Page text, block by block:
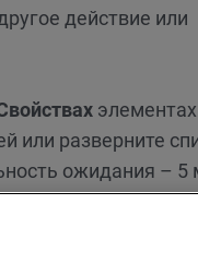
действие или
элементах
или разверните
ожидания – 5